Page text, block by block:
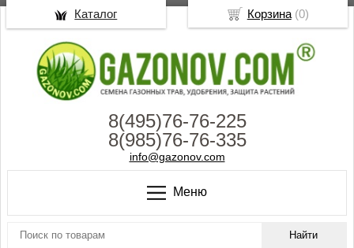
8(495)76-76-225
8(985)76-76-335
info@gazonov.com
Меню
Корзина(0)
Каталог